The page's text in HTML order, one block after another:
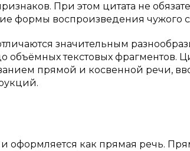
При этом цитата не
формы воспроизведения чужого
значительным
текстовых фрагментов.
прямой и косвенной речи,
оформляется как прямая речь.